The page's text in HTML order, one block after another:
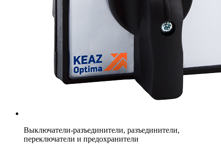
Выключатели-разъединители, разъединители,
переключатели и предохранители